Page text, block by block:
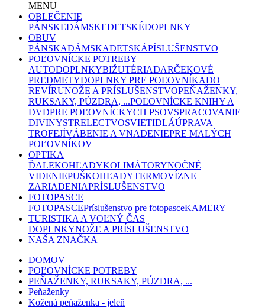
MENU
OBLEČENIE
PÁNSKEDÁMSKEDETSKÉDOPLNKY
OBUV
PÁNSKADÁMSKADETSKÁPÍSLUŠENSTVO
POĽOVNÍCKE POTREBY
AUTODOPLNKYBIŽUTÉRIADARČEKOVÉ
PREDMETYDOPLNKY PRE POĽOVNÍKADO
REVÍRUNOŽE A PRÍSLUŠENSTVOPEŇAŽENKY,
RUKSAKY, PÚZDRA, ...POĽOVNÍCKE KNIHY A
DVDPRE POĽOVNÍCKYCH PSOVSPRACOVANIE
DIVINYSTRELECTVOSVIETIDLÁÚPRAVA
TROFEJÍVÁBENIE A VNADENIEPRE MALÝCH
POĽOVNÍKOV
OPTIKA
ĎALEKOHĽADYKOLIMÁTORYNOČNÉ
VIDENIEPUŠKOHĽADYTERMOVÍZNE
ZARIADENIAPRÍSLUŠENSTVO
FOTOPASCE
FOTOPASCEPríslušenstvo pre fotopasceKAMERY
TURISTIKA A VOĽNÝ ČAS
DOPLNKYNOŽE A PRÍSLUŠENSTVO
NAŠA ZNAČKA
DOMOV
POĽOVNÍCKE POTREBY
PEŇAŽENKY, RUKSAKY, PÚZDRA, ...
Peňaženky
Kožená peňaženka - jeleň